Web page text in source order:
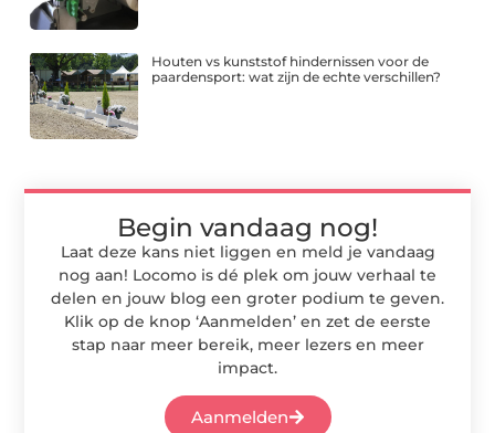
Houten vs kunststof hindernissen voor de
paardensport: wat zijn de echte verschillen?
Begin vandaag nog!
Laat deze kans niet liggen en meld je vandaag
nog aan! Locomo is dé plek om jouw verhaal te
delen en jouw blog een groter podium te geven.
Klik op de knop ‘Aanmelden’ en zet de eerste
stap naar meer bereik, meer lezers en meer
impact.
Aanmelden